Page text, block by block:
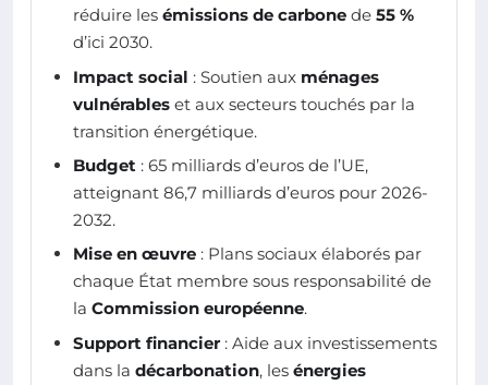
réduire les émissions de carbone de 55 %
d’ici 2030.
Impact social : Soutien aux ménages
vulnérables et aux secteurs touchés par la
transition énergétique.
Budget : 65 milliards d’euros de l’UE,
atteignant 86,7 milliards d’euros pour 2026-
2032.
Mise en œuvre : Plans sociaux élaborés par
chaque État membre sous responsabilité de
la Commission européenne.
Support financier : Aide aux investissements
dans la décarbonation, les énergies